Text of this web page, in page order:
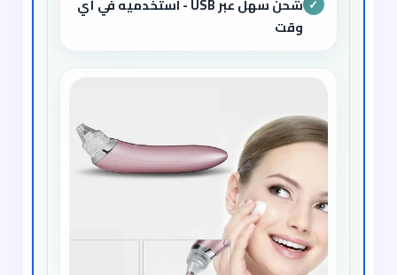
✓
شحن سهل عبر USB - استخدميه في أي
وقت